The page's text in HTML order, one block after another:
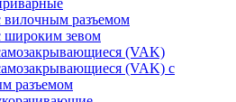
разъемом
зевом
(VAK)
(VAK) с
разъемом